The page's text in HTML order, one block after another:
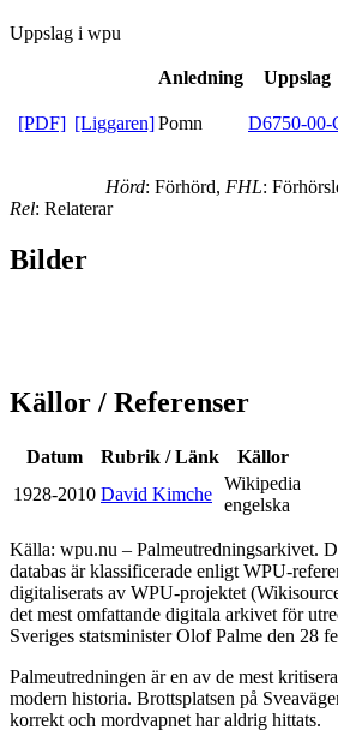
Uppslag i wpu
Anledning Uppslag
[PDF] [Liggaren]Pomn D6750-00-
Hörd: Förhörd, FHL:
Rel: Relaterar
Bilder
Källor / Referenser
Datum Rubrik / Länk
Källor
1928-2010 David Kimche
Wikipedia
engelska
Källa: wpu.nu – Palmeutredningsarkivet.
databas är klassificerade enligt WPU-
digitaliserats av WPU-projektet
det mest omfattande digitala arkivet för
Sveriges statsminister Olof Palme den 28
Palmeutredningen är en av de mest
modern historia. Brottsplatsen på
korrekt och mordvapnet har aldrig hittats.